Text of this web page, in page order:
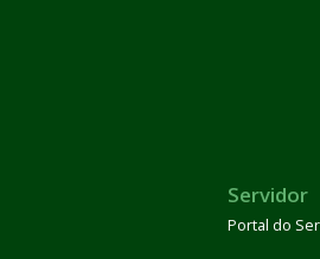
Servidor
Portal do